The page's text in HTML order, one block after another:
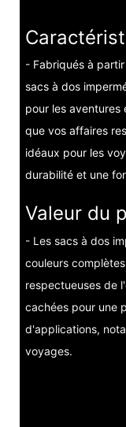
- Fabriqués à
sacs à dos
pour les aventures
que vos affaires
idéaux pour les
durabilité et une
Valeur du
- Les sacs à dos
couleurs
respectueuses de
cachées pour une
d'applications,
voyages.